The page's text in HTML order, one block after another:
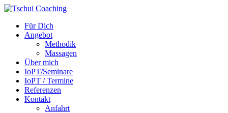
Für Dich
Angebot
Methodik
Massagen
Über mich
IoPT/Seminare
IoPT / Termine
Referenzen
Kontakt
Anfahrt